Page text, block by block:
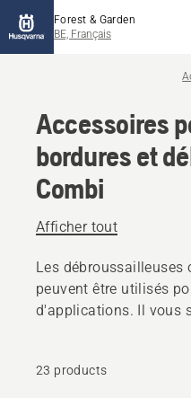
Forest & Garden
BE, Français
Accessoires
bordures et
Combi
Afficher tout
Les débroussailleuses
peuvent être utilisés
d'applications. Il vous
23 products